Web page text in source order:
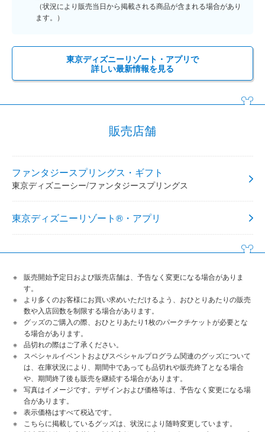
（状況により販売当日から掲載される商品が含まれる場合があり
ます。）
東京ディズニーリゾート・アプリで
詳しい最新情報を見る
販売店舗
ファンタジースプリングス・ギフト
東京ディズニーシー/ファンタジースプリングス
東京ディズニーリゾート®・アプリ
販売開始予定日および販売店舗は、予告なく変更になる場合がありま
す。
より多くのお客様にお買い求めいただけるよう、おひとりあたりの販売
数や入店回数を制限する場合があります。
グッズのご購入の際、おひとりあたり1枚のパークチケットが必要とな
る場合があります。
品切れの際はご了承ください。
スペシャルイベントおよびスペシャルプログラム関連のグッズについて
は、在庫状況により、期間中であっても品切れや販売終了となる場合
や、期間終了後も販売を継続する場合があります。
写真はイメージです。デザインおよび価格等は、予告なく変更になる場
合があります。
表示価格はすべて税込です。
こちらに掲載しているグッズは、状況により随時変更しています。